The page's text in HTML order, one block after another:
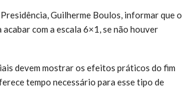
Guilherme Boulos, informar que o
com a escala 6×1, se não houver
devem mostrar os efeitos práticos do fim
tempo necessário para esse tipo de